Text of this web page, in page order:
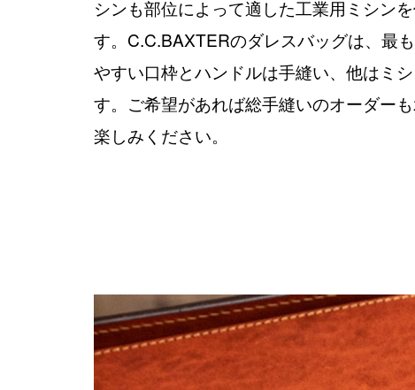
シンも部位によって適した工業用ミシン
す。C.C.BAXTERのダレスバッグは、最
やすい口枠とハンドルは手縫い、他はミ
す。ご希望があれば総手縫いのオーダー
楽しみください。